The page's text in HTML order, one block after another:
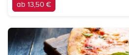
ab 13,50 €